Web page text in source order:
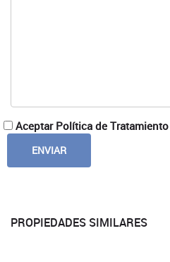
Aceptar Política de
PROPIEDADES SIMILARES